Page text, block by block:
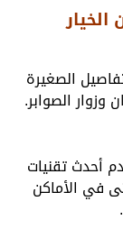
الصغيرة
الصوابر.
تقنيات
الأماكن